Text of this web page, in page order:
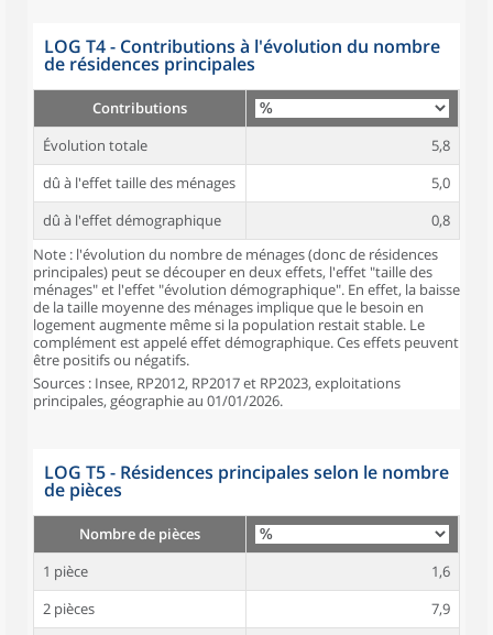
LOG T4 - Contributions à l'évolution du nombre
de résidences principales
Contributions
Évolution totale
5,8
dû à l'effet taille des ménages
5,0
dû à l'effet démographique
0,8
Note : l'évolution du nombre de ménages (donc de résidences
principales) peut se découper en deux effets, l'effet "taille des
ménages" et l'effet "évolution démographique". En effet, la baisse
de la taille moyenne des ménages implique que le besoin en
logement augmente même si la population restait stable. Le
complément est appelé effet démographique. Ces effets peuvent
être positifs ou négatifs.
Sources : Insee, RP2012, RP2017 et RP2023, exploitations
principales, géographie au 01/01/2026.
LOG T5 - Résidences principales selon le nombre
de pièces
Nombre de pièces
1 pièce
1,6
2 pièces
7,9